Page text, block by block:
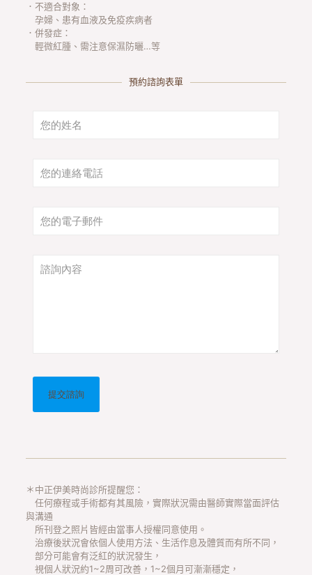
．不適合對象：
孕婦、患有血液及免疫疾病者
．併發症：
輕微紅腫、需注意保濕防曬…等
預約諮詢表單
＊中正伊美時尚診所提醒您：
任何療程或手術都有其風險，實際狀況需由醫師實際當面評估
與溝通
所刊登之照片皆經由當事人授權同意使用。
治療後狀況會依個人使用方法、生活作息及體質而有所不同，
部分可能會有泛紅的狀況發生，
視個人狀況約1~2周可改善，1~2個月可漸漸穩定，